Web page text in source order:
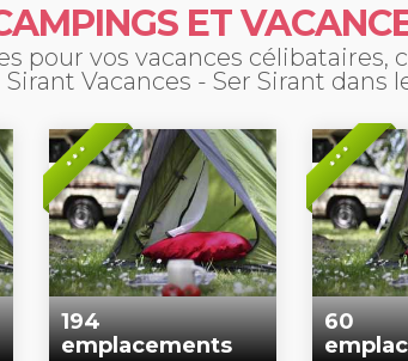
ET
pour vos vacances
Sirant Vacances - Ser Sirant dans
* * *
194
emplacements
* * *
60